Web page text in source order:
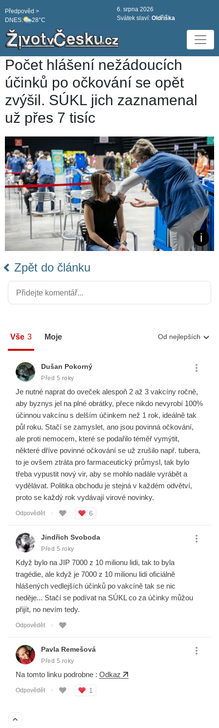
DNES: 28°C
Předpověd >
6. srpna 2026
Svátek slaví: Oldřiška
Počet hlášení nežádoucích
účinků po očkování se opět
zvýšil. SÚKL jich zaznamenal
už přes 7 tisíc
Zpět do článku